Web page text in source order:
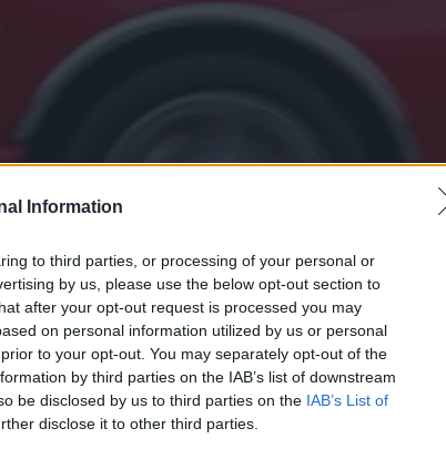
Information
to third parties, or processing of your personal or
by us, please use the below opt-out section to
after your opt-out request is processed you may
on personal information utilized by us or personal
to your opt-out. You may separately opt-out of the
by third parties on the IAB’s list of downstream
be disclosed by us to third parties on the IAB’s List of
disclose it to other third parties.